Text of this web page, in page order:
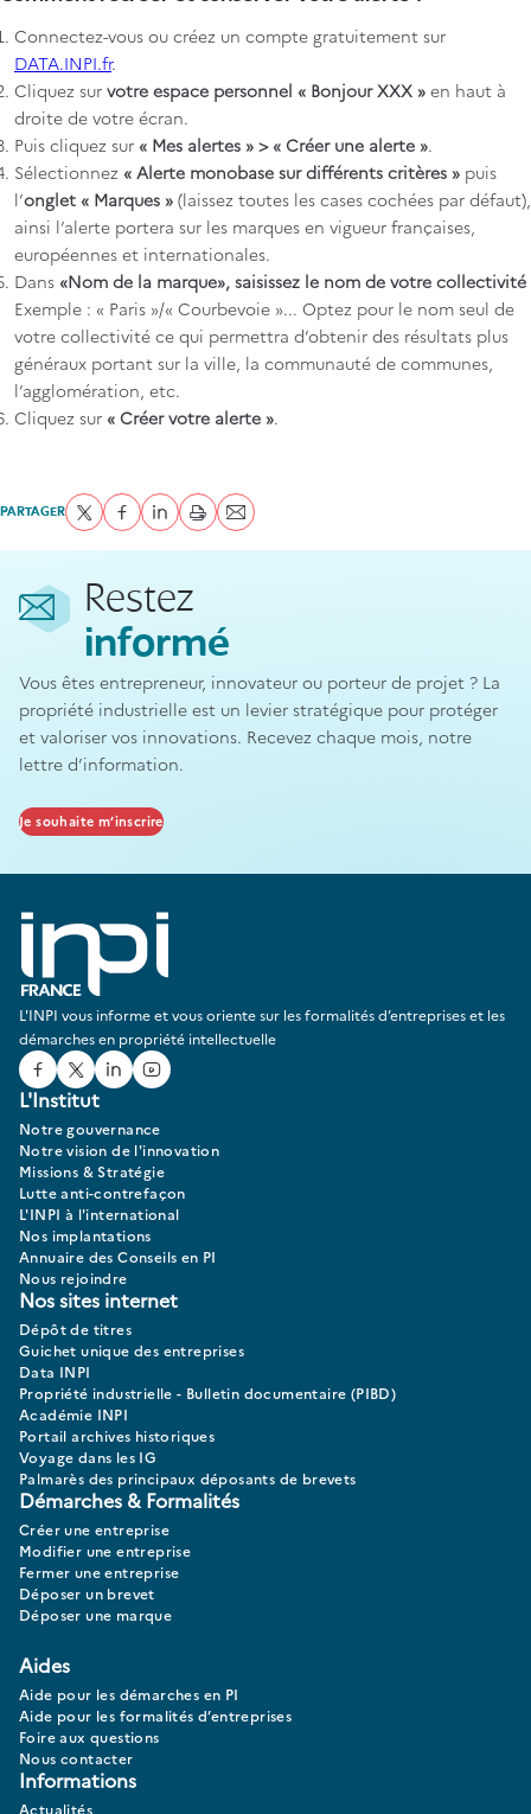
Connectez-vous ou créez un compte gratuitement sur
DATA.INPI.fr.
Cliquez sur votre espace personnel « Bonjour XXX » en haut à
droite de votre écran.
Puis cliquez sur « Mes alertes » > « Créer une alerte ».
Sélectionnez « Alerte monobase sur différents critères » puis
l’onglet « Marques » (laissez toutes les cases cochées par défaut),
ainsi l’alerte portera sur les marques en vigueur françaises,
européennes et internationales.
Dans «Nom de la marque», saisissez le nom de votre collectivité
Exemple : « Paris »/« Courbevoie »... Optez pour le nom seul de
votre collectivité ce qui permettra d’obtenir des résultats plus
généraux portant sur la ville, la communauté de communes,
l’agglomération, etc.
Cliquez sur « Créer votre alerte ».
PARTAGERPartager sur Twitter
Partager sur Facebook
Partager sur LinkedIn
imprimerEnvoyer par courriel
Restez
informé
Vous êtes entrepreneur, innovateur ou porteur de projet ? La
propriété industrielle est un levier stratégique pour protéger
et valoriser vos innovations. Recevez chaque mois, notre
lettre d’information.
Je souhaite m’inscrire
L'INPI vous informe et vous oriente sur les formalités d’entreprises et les
démarches en propriété intellectuelle
Facebook
TwitterLinked In
Youtube
L'Institut
Notre gouvernance
Notre vision de l'innovation
Missions & Stratégie
Lutte anti-contrefaçon
L'INPI à l'international
Nos implantations
Annuaire des Conseils en PI
Nous rejoindre
Nos sites internet
Dépôt de titres
Guichet unique des entreprises
Data INPI
Propriété industrielle - Bulletin documentaire (PIBD)
Académie INPI
Portail archives historiques
Voyage dans les IG
Palmarès des principaux déposants de brevets
Démarches & Formalités
Créer une entreprise
Modifier une entreprise
Fermer une entreprise
Déposer un brevet
Déposer une marque
Aides
Aide pour les démarches en PI
Aide pour les formalités d’entreprises
Foire aux questions
Nous contacter
Informations
Actualités